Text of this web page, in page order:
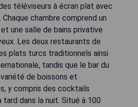
téléviseurs à écran plat avec
chambre comprend un
une salle de bains privative
Les deux restaurants de
plats turcs traditionnels ainsi
tandis que le bar du
de boissons et
y compris des cocktails
tard dans la nuit. Situé à 100